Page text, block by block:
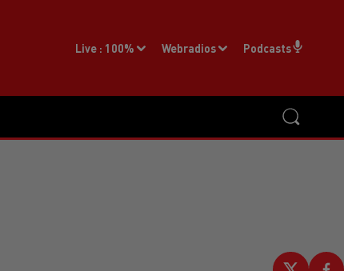
Live : 100% Webradios Podcasts